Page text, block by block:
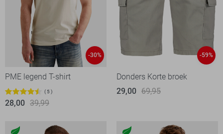
-30%
PME legend T-shirt
5
28,00 39,99
-59%
Donders Korte broek
29,00 69,95